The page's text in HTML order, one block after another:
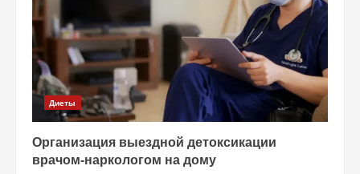
Диеты
Организация выездной детоксикации
врачом-наркологом на дому